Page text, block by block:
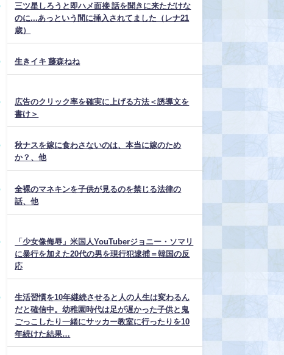
三ツ星しろうと即ハメ面接 話を聞きに来ただけな
のに...あっという間に挿入されてました（レナ21
歳）
生きイキ 藤森ねね
広告のクリック率を確実に上げる方法＜誘導文を
書け＞
秋ナスを嫁に食わさないのは、本当に嫁のため
か？、他
全裸のマネキンを子供が見るのを禁じる法律の
話、他
「少女像侮辱」米国人YouTuberジョニー・ソマリ
に暴行を加えた20代の男を現行犯逮捕＝韓国の反
応
生活習慣を10年継続させると人の人生は変わるん
だと確信中。幼稚園時代は足が遅かった子供と鬼
ごっこしたり一緒にサッカー教室に行ったりを10
年続けた結果…